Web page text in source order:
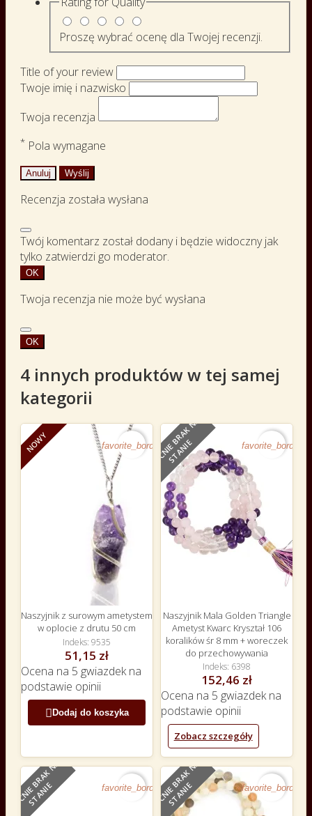
Proszę wybrać ocenę dla Twojej recenzji.
Title of your review
Twoje imię i nazwisko
Twoja recenzja
* Pola wymagane
Anuluj Wyślij
Recenzja została wysłana
Twój komentarz został dodany i będzie widoczny jak
tylko zatwierdzi go moderator.
OK
Twoja recenzja nie może być wysłana
OK
4 innych produktów w tej samej
kategorii
NOWY favorite_border
Naszyjnik z surowym ametystem
w oplocie z drutu 50 cm
Indeks 9535
51,15 zł
Ocena na 5 gwiazdek na
podstawie opinii
 Dodaj do koszyka
O
B
E
C
N
I
E
B
R
A
K
N
A
S
T
A
N
I
E favorite_border
Naszyjnik Mala Golden Triangle
Ametyst Kwarc Kryształ 106
koralików śr 8 mm + woreczek
do przechowywania
Indeks 6398
152,46 zł
Ocena na 5 gwiazdek na
podstawie opinii
Zobacz szczegóły
O
B
E
C
N
I
E
B
R
A
K
N
A
S
T
A
N
I
E favorite_borderO
B
E
C
N
I
E
B
R
A
K
N
A
S
T
A
N
I
E favorite_border